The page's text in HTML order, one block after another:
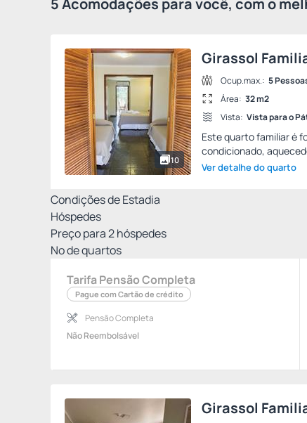
5 Acomodações para você, com o
10
Girassol
Ocup.max.: 5
Área: 32 m2
Vista: Vista para o
Este quarto familiar é
condicionado,
Ver detalhe do quarto
Condições de Estadia
Hóspedes
Preço para2hóspedes
Nº de quartos
Tarifa Pensão Completa
Pague com Cartão de crédito
Pensão Completa
Não Reembolsável
Girassol